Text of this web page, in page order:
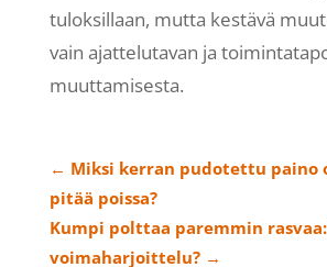
tuloksillaan, mutta kestävä
vain ajattelutavan ja
muuttamisesta.
← Miksi kerran pudotettu paino
pitää poissa?
Kumpi polttaa paremmin
voimaharjoittelu?→